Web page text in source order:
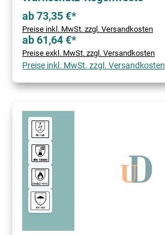
ab 73,35 €*
Preise inkl. MwSt. zzgl. Versandkosten
ab 61,64 €*
Preise exkl. MwSt. zzgl. Versandkosten
Preise inkl. MwSt. zzgl. Versandkosten